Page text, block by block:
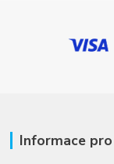
Informace